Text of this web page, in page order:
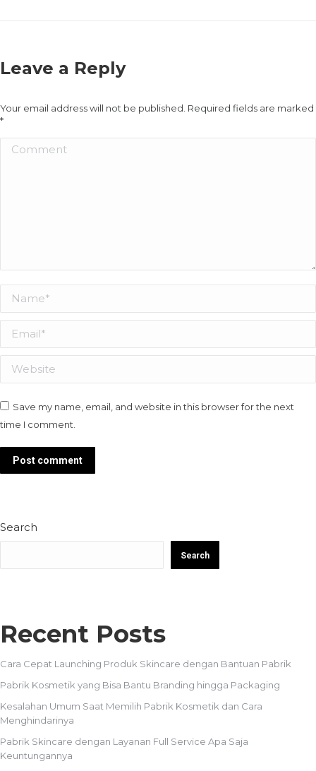
Leave a Reply
Your email address will not be published. Required fields are marked
*
Comment
Name *
Email *
Website
Save my name, email, and website in this browser for the next
time I comment.
Post comment
Search
Search
Recent Posts
Cara Cepat Launching Produk Skincare dengan Bantuan Pabrik
Pabrik Kosmetik yang Bisa Bantu Branding hingga Packaging
Kesalahan Umum Saat Memilih Pabrik Kosmetik dan Cara
Menghindarinya
Pabrik Skincare dengan Layanan Full Service Apa Saja
Keuntungannya